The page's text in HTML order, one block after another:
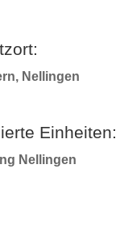
Nellingen
Einheiten:
Nellingen